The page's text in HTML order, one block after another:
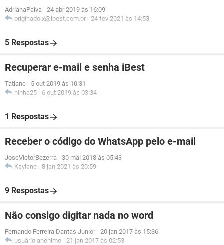
AdrianaPaiva - 24 abr 2019 às 16:09
originado.x@ibest.com.br - 24 fev 2021 às 14:53
5 Respostas
Recuperar e-mail e senha iBest
Tatiane - 5 out 2019 às 10:31
ninha25 - 6 out 2019 às 03:34
1 Respostas
Receber o código do WhatsApp pelo e-mail
JoseVictorBezerra - 30 mai 2018 às 05:43
Kaylane - 8 jan 2021 às 20:59
9 Respostas
Não consigo digitar nada no word
Fernando Ferreira Dantas Junior - 20 jan 2017 às 15:36
usuário anônimo - 21 jan 2017 às 02:53